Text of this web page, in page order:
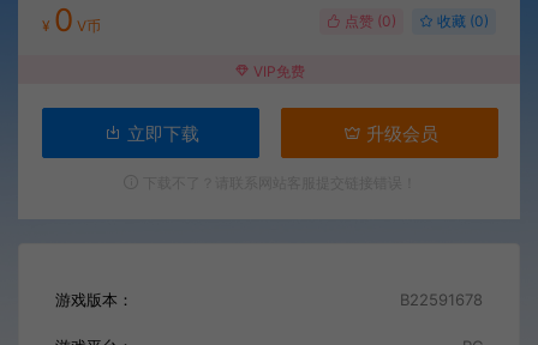
¥ 0 V币 点赞 (0) 收藏 (0)
VIP免费
立即下载 升级会员
游戏版本： B22591678